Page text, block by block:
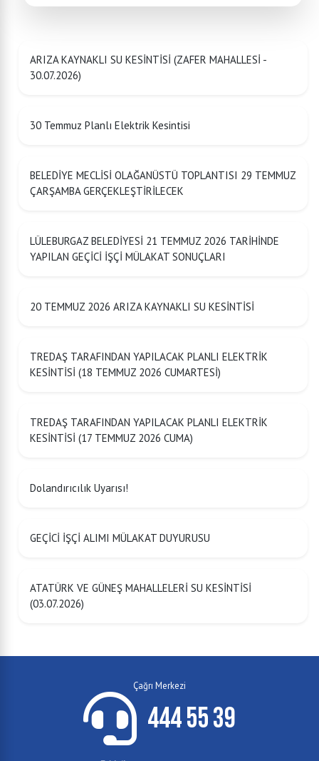
ARIZA KAYNAKLI SU KESİNTİSİ (ZAFER MAHALLESİ -
30.07.2026)
30 Temmuz Planlı Elektrik Kesintisi
BELEDİYE MECLİSİ OLAĞANÜSTÜ TOPLANTISI 29 TEMMUZ
ÇARŞAMBA GERÇEKLEŞTİRİLECEK
LÜLEBURGAZ BELEDİYESİ 21 TEMMUZ 2026 TARİHİNDE
YAPILAN GEÇİCİ İŞÇİ MÜLAKAT SONUÇLARI
20 TEMMUZ 2026 ARIZA KAYNAKLI SU KESİNTİSİ
TREDAŞ TARAFINDAN YAPILACAK PLANLI ELEKTRİK
KESİNTİSİ (18 TEMMUZ 2026 CUMARTESİ)
TREDAŞ TARAFINDAN YAPILACAK PLANLI ELEKTRİK
KESİNTİSİ (17 TEMMUZ 2026 CUMA)
Dolandırıcılık Uyarısı!
GEÇİCİ İŞÇİ ALIMI MÜLAKAT DUYURUSU
ATATÜRK VE GÜNEŞ MAHALLELERİ SU KESİNTİSİ
(03.07.2026)
Çağrı Merkezi
444 55 39